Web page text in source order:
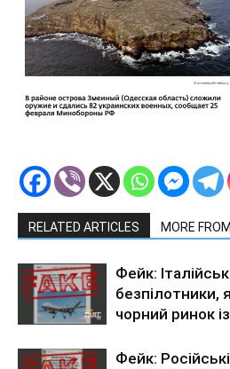
RELATED ARTICLES MORE
Фейк:
безпілотники,
чорний ринок
Фейк: